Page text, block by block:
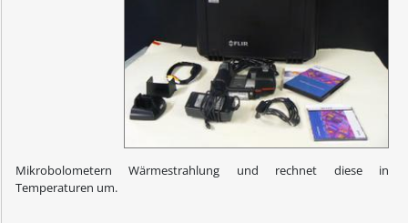
Mikrobolometern Wärmestrahlung und rechnet diese in
Temperaturen um.